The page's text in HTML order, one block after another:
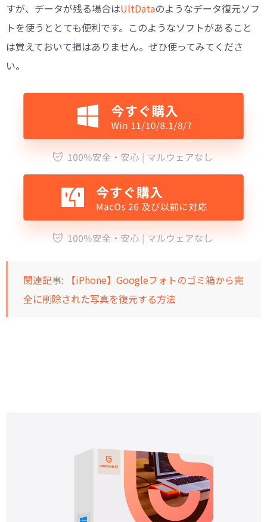
すが、データが残る場合はUltDataのようなデータ復元ソフ
トを使うととても便利です。このようなソフトがあること
は覚えておいて損はありません。ぜひ使ってみてくださ
い。
関連記事:
【iPhone】Googleフォトのゴミ箱から完
全に削除された写真を復元する方法